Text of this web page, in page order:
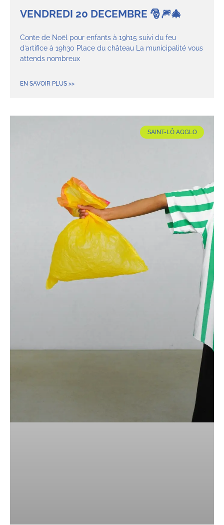
VENDREDI 20 DECEMBRE 🎅🎆🎄
Conte de Noël pour enfants à 19h15 suivi du feu
d’artifice à 19h30 Place du château La municipalité vous
attends nombreux
EN SAVOIR PLUS >>
SAINT-LÔ AGGLO